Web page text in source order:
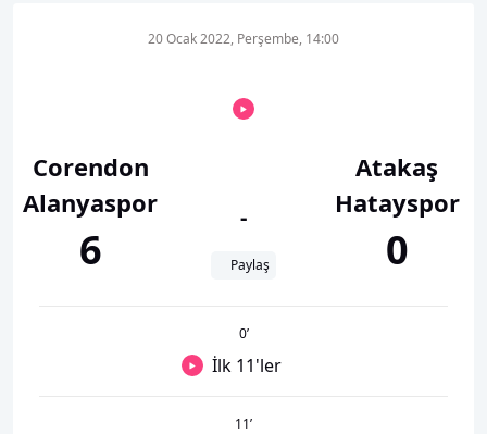
Corendon
Alanyaspor
6
20 Ocak 2022, Perşembe, 14:00
-
Paylaş
Atakaş
Hatayspor
0
0’
İlk 11'ler
11’